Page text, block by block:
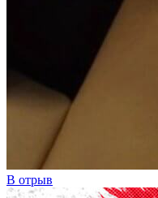
В отрыв